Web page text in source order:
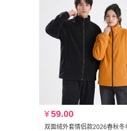
¥59.00
双面绒外套情侣款2026春秋冬